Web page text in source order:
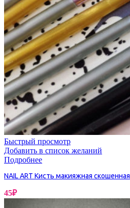
Быстрый просмотр
Добавить в список желаний
Подробнее
NAIL ART Кисть макияжная скошенная
45₽